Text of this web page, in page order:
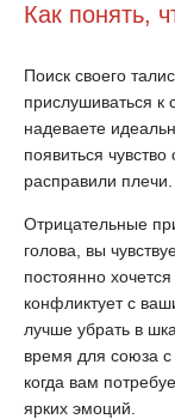
Как понять,
Поиск своего
прислушиваться
надеваете
появиться
расправили плечи.
Отрицательные
голова, вы
постоянно
конфликтует с
лучше убрать в
время для союза с
когда вам
ярких эмоций.